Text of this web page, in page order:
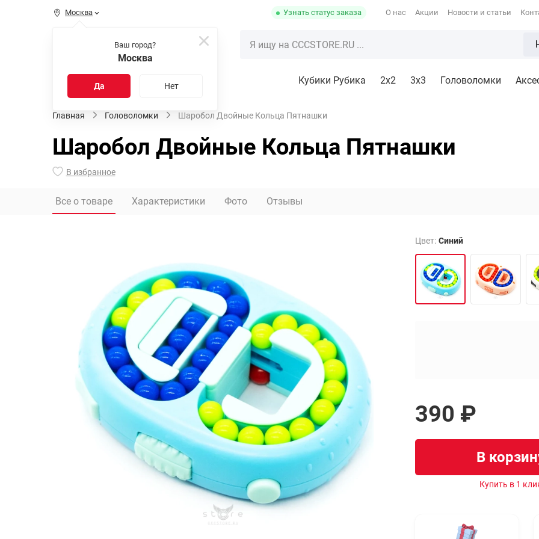
Москва
Ваш город?
Москва
Да Нет
Узнать статус заказа О нас Акции Новости и статьи
КАТАЛОГ
Распродажа Кубики Рубика 2x2 3х3 Головоломки
Главная Головоломки Шаробол Двойные Кольца Пятнашки
Шаробол Двойные Кольца Пятнашки
В избранное
Все о товаре Характеристики Фото Отзывы
Цвет: Синий
390 ₽
В
Купить в 1